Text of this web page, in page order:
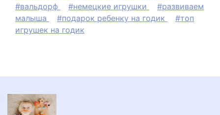
#вальдорф
#немецкие игрушки
#развиваем
малыша
#подарок ребенку на годик
#топ
игрушек на годик